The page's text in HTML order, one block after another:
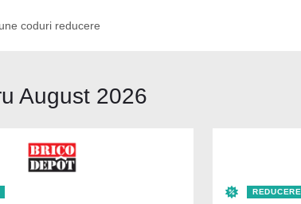
coduri reducere
August 2026
REDUCERE